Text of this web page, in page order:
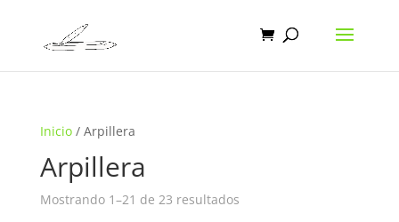
Inicio/ Arpillera
Arpillera
Mostrando 1–21 de 23 resultadosOrdenado